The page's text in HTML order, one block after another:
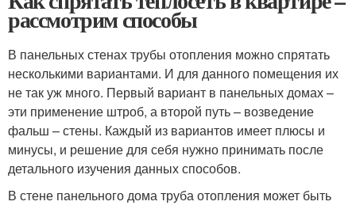
рассмотрим способы
В панельных стенах трубы отопления можно спрятать
несколькими вариантами. И для данного помещения их
не так уж много. Первый вариант в панельных домах –
эти применение штроб, а второй путь – возведение
фальш – стены. Каждый из вариантов имеет плюсы и
минусы, и решение для себя нужно принимать после
детального изучения данных способов.
В стене панельного дома труба отопления может быть